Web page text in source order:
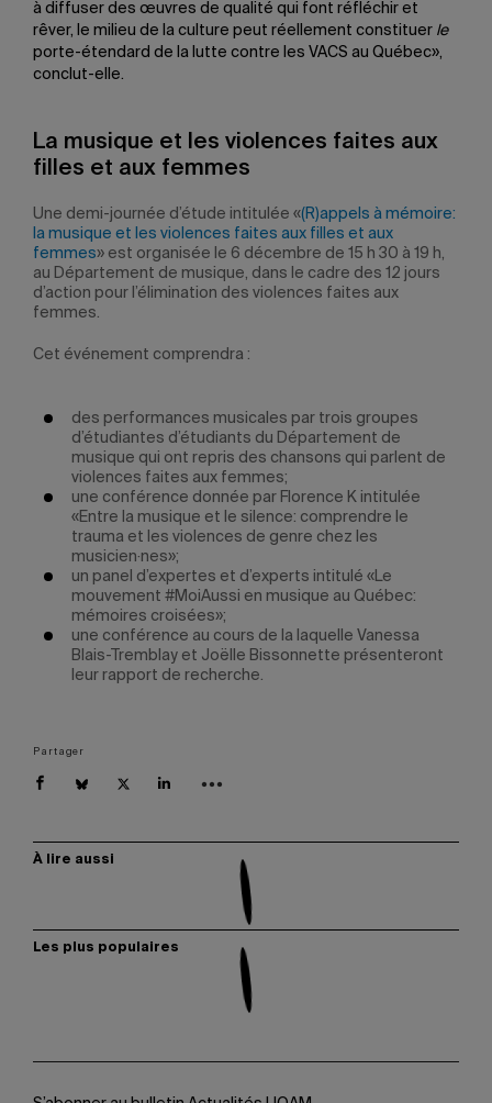
à diffuser des œuvres de qualité qui font réfléchir et
rêver, le milieu de la culture peut réellement constituer le
porte-étendard de la lutte contre les VACS au Québec»,
conclut-elle.
La musique et les violences faites aux
filles et aux femmes
Une demi-journée d’étude intitulée «(R)appels à mémoire:
la musique et les violences faites aux filles et aux
femmes» est organisée le 6 décembre de 15 h 30 à 19 h,
au Département de musique, dans le cadre des 12 jours
d’action pour l’élimination des violences faites aux
femmes.
Cet événement comprendra :
des performances musicales par trois groupes
d’étudiantes d’étudiants du Département de
musique qui ont repris des chansons qui parlent de
violences faites aux femmes;
une conférence donnée par Florence K intitulée
«Entre la musique et le silence: comprendre le
trauma et les violences de genre chez les
musicien·nes»;
un panel d’expertes et d’experts intitulé «Le
mouvement #MoiAussi en musique au Québec:
mémoires croisées»;
une conférence au cours de la laquelle Vanessa
Blais-Tremblay et Joëlle Bissonnette présenteront
leur rapport de recherche.
Partager
À lire aussi
Les plus populaires